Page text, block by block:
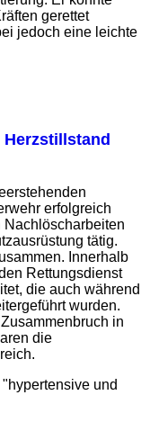
gerettet
jedoch eine leichte
Herzstillstand
erfolgreich
Nachlöscharbeiten
tätig.
Innerhalb
Rettungsdienst
die auch während
wurden.
in
die
und